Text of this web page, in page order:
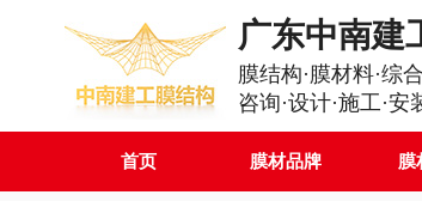
广东中南建
膜结构·膜材料·综
咨询·设计·施工·安
首页 膜材品牌 膜